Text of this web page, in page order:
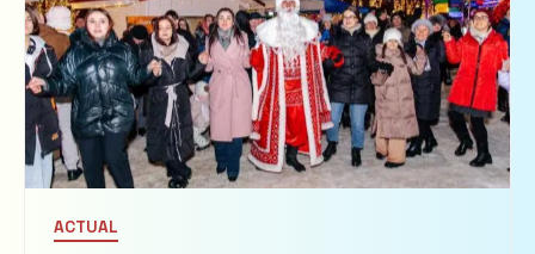
ACTUAL